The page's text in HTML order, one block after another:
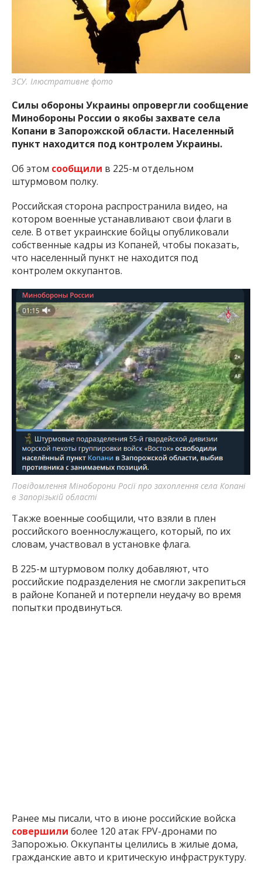
важную информацию о событиях
города Запорожья и области.
ЗСУ. Ілюстративне фото
Силы обороны Украины опровергли сообщение
Минобороны России о якобы захвате села
Копани в Запорожской области. Населенный
пункт находится под контролем Украины.
Об этом сообщили в 225-м отдельном
штурмовом полку.
Российская сторона распространила видео, на
котором военные устанавливают свои флаги в
селе. В ответ украинские бойцы опубликовали
собственные кадры из Копаней, чтобы показать,
что населенный пункт не находится под
контролем оккупантов.
Повідомлення Міноборони Росії про захоплення села Копані
в Запорізькій області
Также военные сообщили, что взяли в плен
российского военнослужащего, который, по их
словам, участвовал в установке флага.
В 225-м штурмовом полку добавляют, что
российские подразделения не смогли закрепиться
в районе Копаней и потерпели неудачу во время
попытки продвинуться.
Ранее мы писали, что в июне российские войска
совершили более 120 атак FPV-дронами по
Запорожью. Оккупанты целились в жилые дома,
гражданские авто и критическую инфраструктуру.